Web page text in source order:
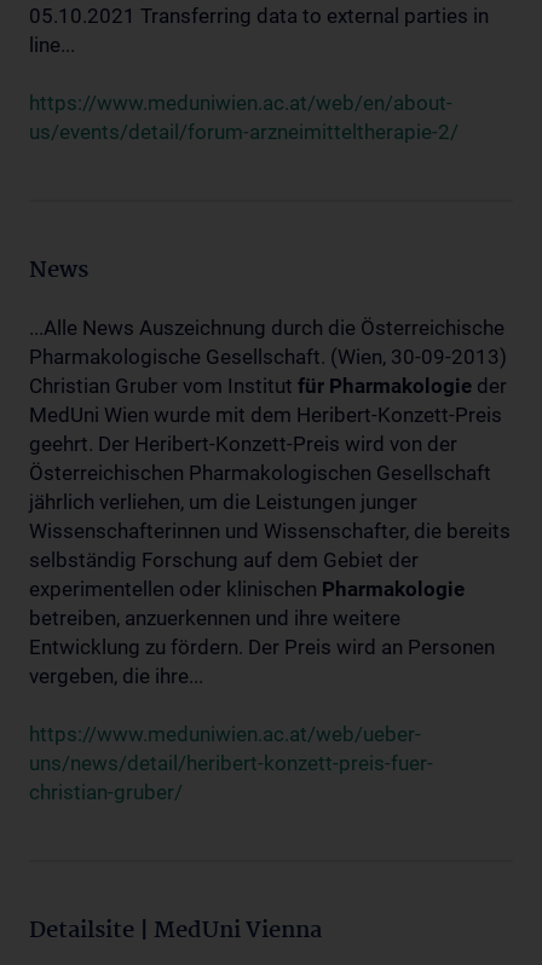
05.10.2021 Transferring data to external parties in
line...
https://www.meduniwien.ac.at/web/en/about-
us/events/detail/forum-arzneimitteltherapie-2/
News
...Alle News Auszeichnung durch die Österreichische
Pharmakologische Gesellschaft. (Wien, 30-09-2013)
Christian Gruber vom Institut für Pharmakologie der
MedUni Wien wurde mit dem Heribert-Konzett-Preis
geehrt. Der Heribert-Konzett-Preis wird von der
Österreichischen Pharmakologischen Gesellschaft
jährlich verliehen, um die Leistungen junger
Wissenschafterinnen und Wissenschafter, die bereits
selbständig Forschung auf dem Gebiet der
experimentellen oder klinischen Pharmakologie
betreiben, anzuerkennen und ihre weitere
Entwicklung zu fördern. Der Preis wird an Personen
vergeben, die ihre...
https://www.meduniwien.ac.at/web/ueber-
uns/news/detail/heribert-konzett-preis-fuer-
christian-gruber/
Detailsite | MedUni Vienna